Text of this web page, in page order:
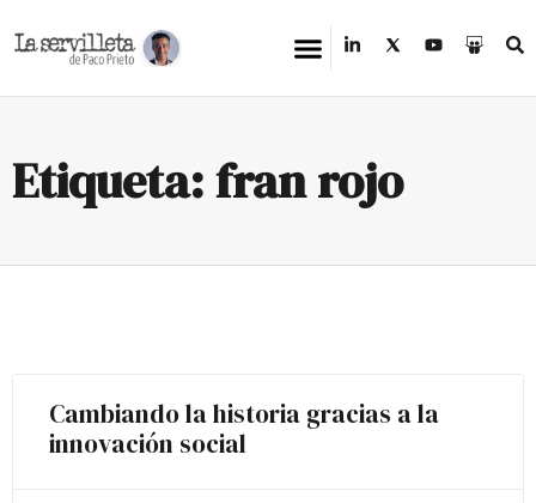
Etiqueta: fran rojo
Cambiando la historia gracias a la
innovación social